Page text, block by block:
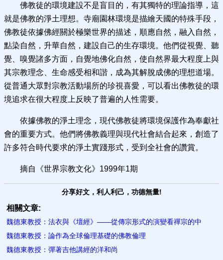
佛教徒的環境建設不是盲目的，有其獨特的理論指導，這
就是佛教的淨土理想。寺廟園林環境是描繪天國的特殊手段，
佛教徒依據佛經關於極樂世界的描述，順應自然，融入自然，
點染自然，升華自然，建設自己的生存環境。他們從視覺、聽
覺、嗅覺諸多方面，自覺地佛化自然，使自然界最大程度上與
其宗教理念、生命感受相和諧，成為其解脫成佛的理想道場。
從普通大眾對宗教活動場所的珍視喜愛，可以看出佛教徒的環
境追求在很大程度上反映了普遍的人性需要。
依據佛教的淨土理念，現代佛教徒將環境保護作為奉獻社
會的重要方式。他們將佛教義理與現代社會結合起來，創造了
許多符合時代要求的淨土實踐形式，受到全社會的讚賞。
摘自《世界宗教文化》1999年1期
分享好文，利人利己，功德無量!
相關文章:
魏德東教授：法衣與《壇經》——從傳宗形式的演變看禪宗的中
魏德東教授：論作為全球倫理基礎的佛教倫理
魏德東教授：彈著吉他講經的洋和尚